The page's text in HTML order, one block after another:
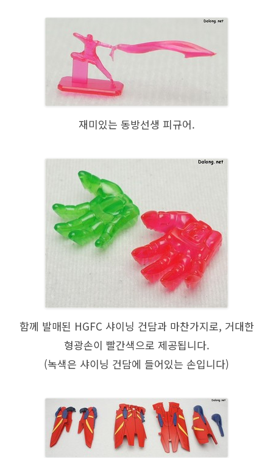
재미있는 동방선생 피규어.
함께 발매된 HGFC 샤이닝 건담과 마찬가지로, 거대한
형광손이 빨간색으로 제공됩니다.
(녹색은 샤이닝 건담에 들어있는 손입니다)